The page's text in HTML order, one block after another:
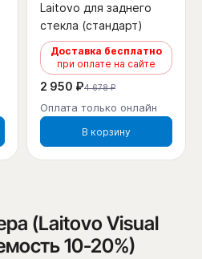
Laitovo для заднего
стекла (стандарт)
Доставка бесплатно
при оплате на сайте
2 950 ₽4 678 ₽
Оплата только онлайн
В корзину
(Laitovo Visual
10-20%)